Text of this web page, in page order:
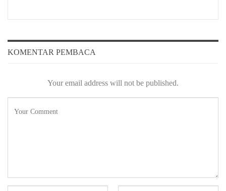
KOMENTAR PEMBACA
Your email address will not be published.